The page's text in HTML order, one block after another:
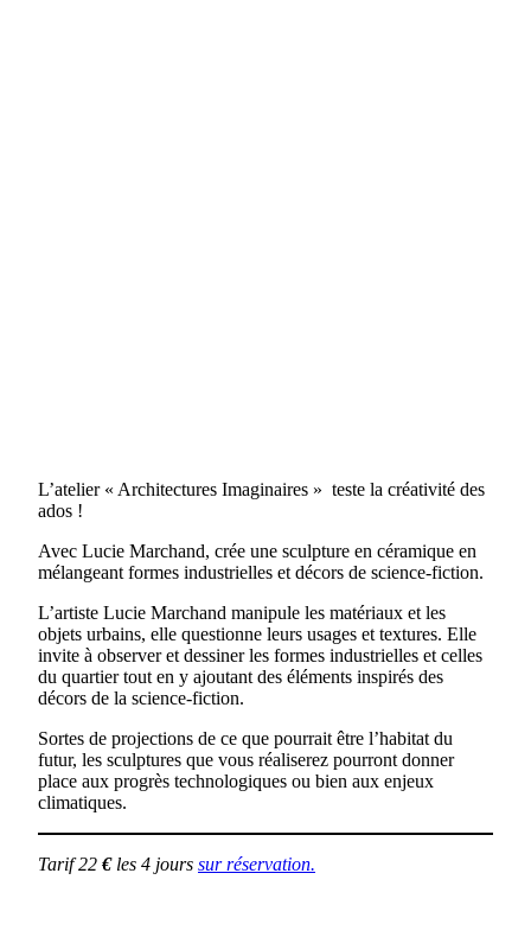
L’atelier « Architectures Imaginaires » teste la créativité des
ados !
Avec Lucie Marchand, crée une sculpture en céramique en
mélangeant formes industrielles et décors de science-fiction.
L’artiste Lucie Marchand manipule les matériaux et les
objets urbains, elle questionne leurs usages et textures. Elle
invite à observer et dessiner les formes industrielles et celles
du quartier tout en y ajoutant des éléments inspirés des
décors de la science-fiction.
Sortes de projections de ce que pourrait être l’habitat du
futur, les sculptures que vous réaliserez pourront donner
place aux progrès technologiques ou bien aux enjeux
climatiques.
Tarif 22 €les 4 jours sur réservation.